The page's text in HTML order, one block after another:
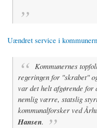
Uændret service i
Kommunernes
regeringen for "skrabet"
var det helt afgørende
nemlig værre, statslig
kommunalforsker ved
Hansen.